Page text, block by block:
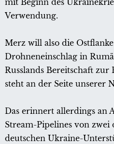
mit Beginn des
Verwendung.
Merz will also die
Drohneneinschlag in
Russlands Bereitschaft zur
steht an der Seite unserer
Das erinnert allerdings an
Stream-Pipelines von
deutschen Ukraine-